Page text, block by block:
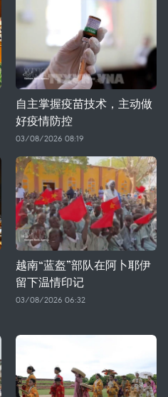
自主掌握疫苗技术，主动做
好疫情防控
03/08/2026 08:19
越南“蓝盔”部队在阿卜耶伊
留下温情印记
03/08/2026 06:32